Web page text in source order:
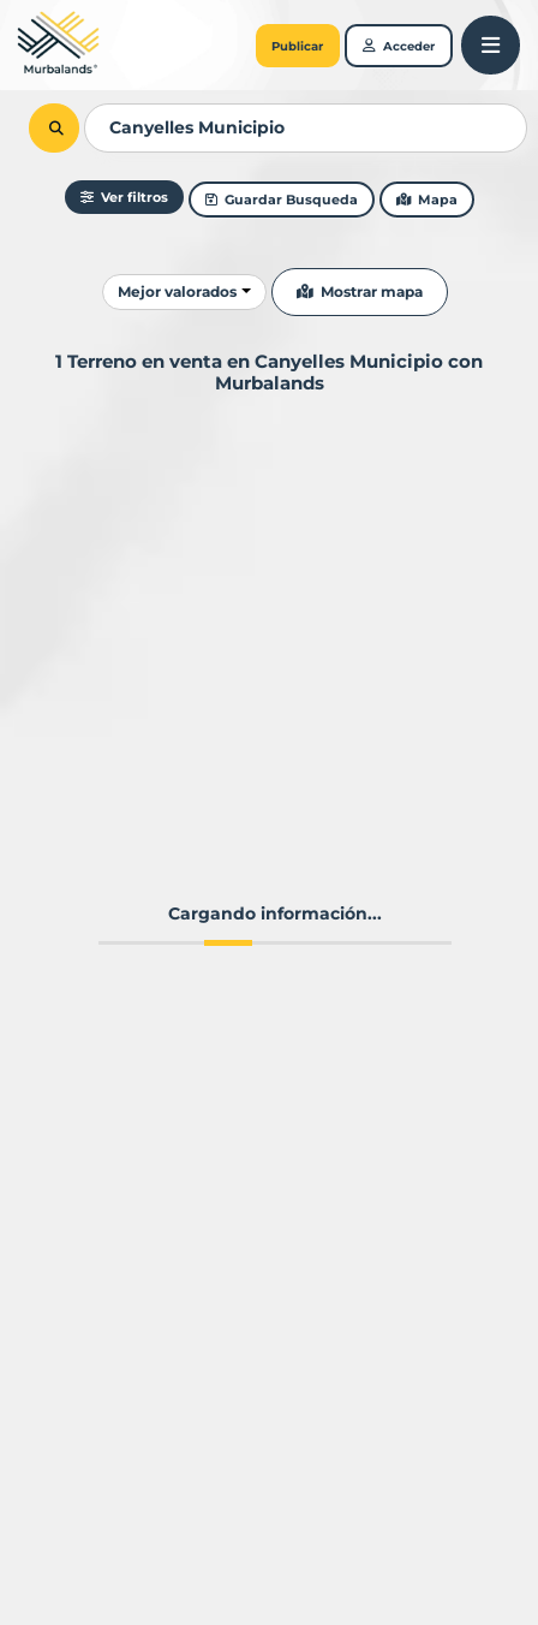
Publicar Acceder
Ver filtros Guardar Busqueda Mapa
Ordenar resultados
Mejor valorados Mostrar mapa
1 Terreno en venta en Canyelles Municipio con
Murbalands
Cargando información...